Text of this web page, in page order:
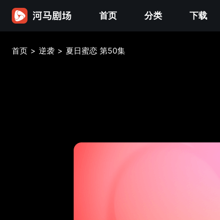
首页 分类 下载
首页 > 逆袭 > 夏日蜜恋 第50集